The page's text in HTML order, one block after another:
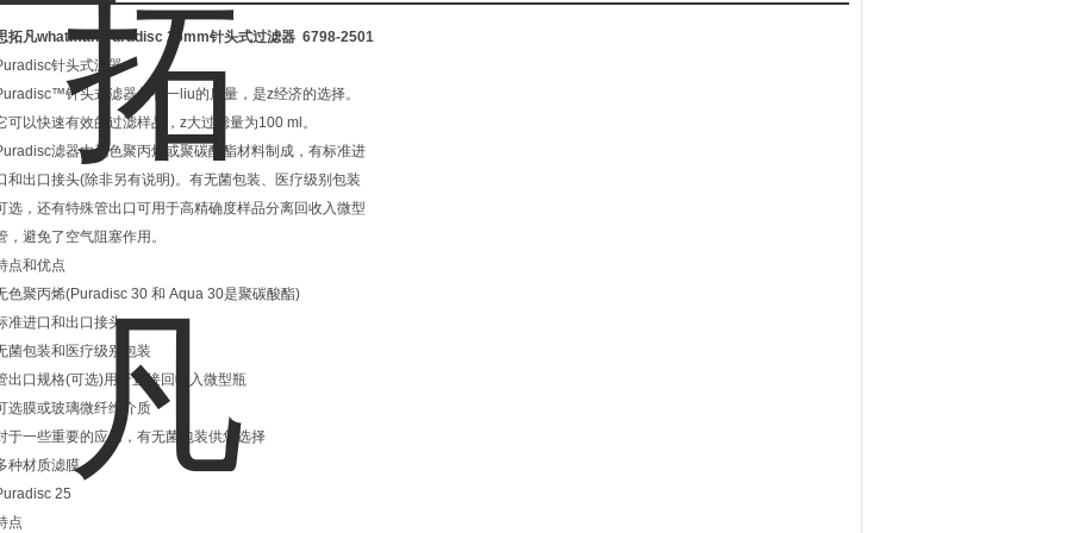
拓凡whatman Puradisc 25mm针头式过滤器 6798-2501
针头式滤器
针头式滤器具有一liu的质量，是z经济的选择。
可以快速有效的过滤样品，z大过滤量为100 ml。
滤器由无色聚丙烯或聚碳酸酯材料制成，有标准进
和出口接头(除非另有说明)。有无菌包装、医疗级别包装
选，还有特殊管出口可用于高精确度样品分离回收入微型
，避免了空气阻塞作用。
点和优点
色聚丙烯(Puradisc 30 和 Aqua 30是聚碳酸酯)
准进口和出口接头
菌包装和医疗级别包装
出口规格(可选)用于直接回收入微型瓶
选膜或玻璃微纤维介质
于一些重要的应用，有无菌包装供您选择
种材质滤膜
25
点